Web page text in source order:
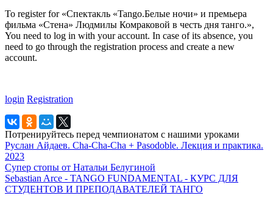
To register for «Спектакль «Tango.Белые ночи» и премьера
фильма «Стена» Людмилы Комраковой в честь дня танго.»,
You need to log in with your account. In case of its absence, you
need to go through the registration process and create a new
account.
login Registration
Потренируйтесь перед чемпионатом с нашими уроками
Руслан Айдаев. Cha-Cha-Cha + Pasodoble. Лекция и практика.
2023
Супер стопы от Натальи Белугиной
Sebastian Arce - TANGO FUNDAMENTAL - КУРС ДЛЯ
СТУДЕНТОВ И ПРЕПОДАВАТЕЛЕЙ ТАНГО